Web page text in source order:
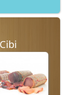
Cibi